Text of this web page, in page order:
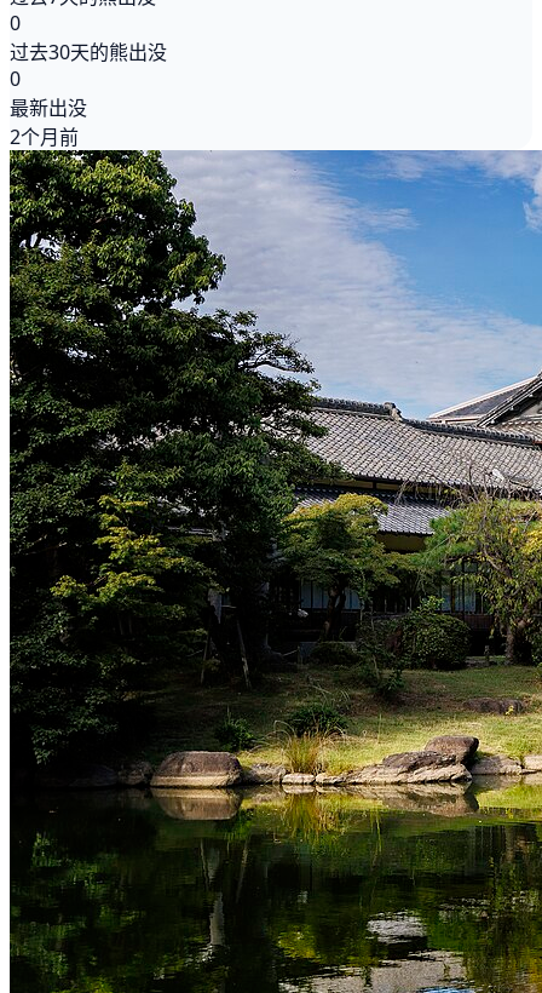
0
过去30天的熊出没
0
最新出没
2个月前